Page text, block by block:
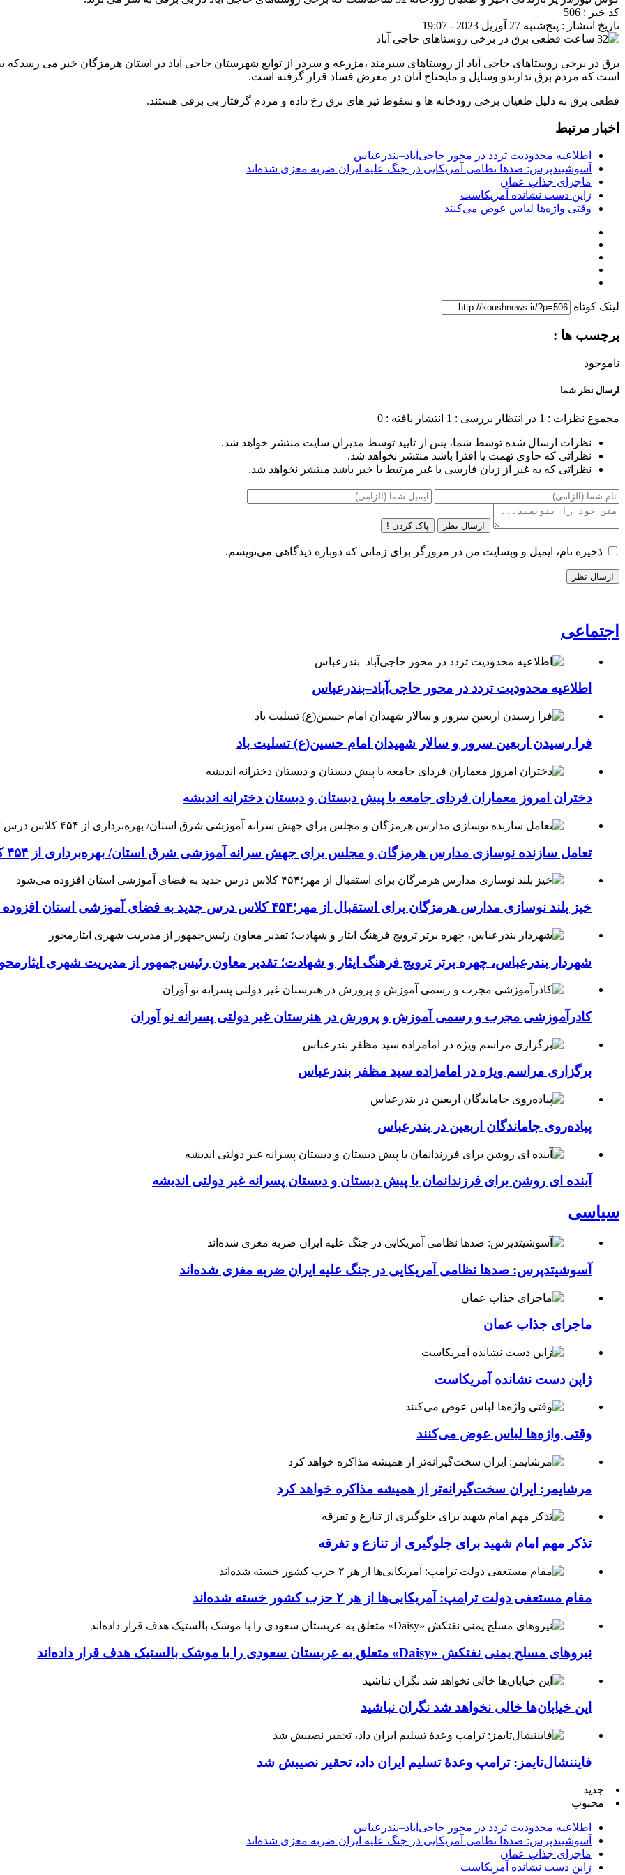
کد خبر : 506
تاریخ انتشار : پنج‌شنبه 27 آوریل 2023 - 19:07
است که مردم برق ندارندو وسایل و مایحتاج آنان در معرض فساد قرار گرفته است.
قطعی برق به دلیل طغیان برخی رودخانه ها و سقوط تیر های برق رخ داده و مردم گرفتار بی برقی هستند.
اخبار مرتبط
اطلاعیه محدودیت تردد در محور حاجی‌آباد–بندرعباس
آسوشیتدپرس: صدها نظامی آمریکایی در جنگ علیه ایران ضربه مغزی شده‌اند
ماجرای جذاب عمان
ژاپن دست نشانده آمریکاست
وقتی واژه‌ها لباس عوض می‌کنند
لینک کوتاه
برچسب ها :
ناموجود
ارسال نظر شما
مجموع نظرات : 1 در انتظار بررسی : 1 انتشار یافته : 0
نظرات ارسال شده توسط شما، پس از تایید توسط مدیران سایت منتشر خواهد شد.
نظراتی که حاوی تهمت یا افترا باشد منتشر نخواهد شد.
نظراتی که به غیر از زبان فارسی یا غیر مرتبط با خبر باشد منتشر نخواهد شد.
ارسال نظر پاک کردن !
ذخیره نام، ایمیل و وبسایت من در مرورگر برای زمانی که دوباره دیدگاهی می‌نویسم.
اجتماعی
اطلاعیه محدودیت تردد در محور حاجی‌آباد–بندرعباس
فرا رسیدن اربعین سرور و سالار شهیدان امام حسین(ع) تسلیت باد
دختران امروز معماران فردای جامعه با پیش دبستان و دبستان دخترانه اندیشه
تعامل سازنده نوسازی مدارس هرمزگان و مجلس برای جهش سرانه آموزشی شرق استان/ بهره‌برداری از ۴۵۴ کلاس درس تا مهرماه
خیز بلند نوسازی مدارس هرمزگان برای استقبال از مهر؛۴۵۴ کلاس درس جدید به فضای آموزشی استان افزوده می‌شود
شهردار بندرعباس، چهره برتر ترویج فرهنگ ایثار و شهادت؛ تقدیر معاون رئیس‌جمهور از مدیریت شهری
کادرآموزشی مجرب و رسمی آموزش و پرورش در هنرستان غیر دولتی پسرانه نو آوران
برگزاری مراسم ویژه در امامزاده سید مظفر بندرعباس
پیاده‌روی جاماندگان اربعین در بندرعباس
آینده ای روشن برای فرزندانمان با پیش دبستان و دبستان پسرانه غیر دولتی اندیشه
سیاسی
آسوشیتدپرس: صدها نظامی آمریکایی در جنگ علیه ایران ضربه مغزی شده‌اند
ماجرای جذاب عمان
ژاپن دست نشانده آمریکاست
وقتی واژه‌ها لباس عوض می‌کنند
مرشایمر: ایران سخت‌گیرانه‌تر از همیشه مذاکره خواهد کرد
تذکر مهم امام شهید برای جلوگیری از تنازع و تفرقه
مقام مستعفی دولت ترامپ: آمریکایی‌ها از هر ۲ حزب کشور خسته شده‌اند
نیروهای مسلح یمنی نفتکش «Daisy» متعلق به عربستان سعودی را با موشک بالستیک هدف قرار داده‌اند
این خیابان‌ها خالی نخواهد شد نگران نباشید
فایننشال‌تایمز: ترامپ وعدۀ تسلیم ایران داد، تحقیر نصیبش شد
جدید
محبوب
اطلاعیه محدودیت تردد در محور حاجی‌آباد–بندرعباس
آسوشیتدپرس: صدها نظامی آمریکایی در جنگ علیه ایران ضربه مغزی شده‌اند
ماجرای جذاب عمان
ژاپن دست نشانده آمریکاست